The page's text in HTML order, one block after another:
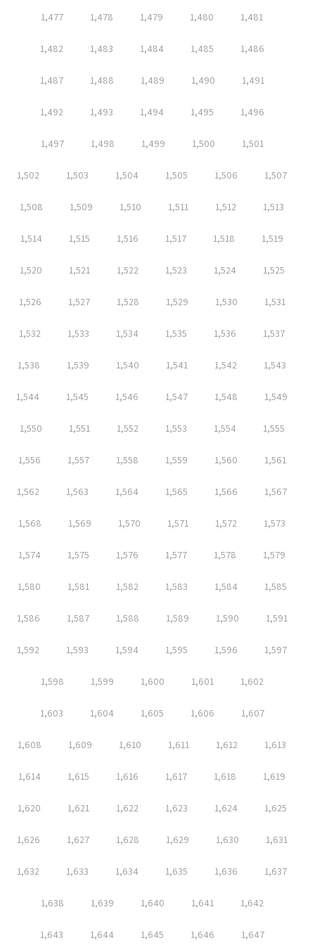
1,477 1,478 1,479 1,480 1,481
1,482 1,483 1,484 1,485 1,486
1,487 1,488 1,489 1,490 1,491
1,492 1,493 1,494 1,495 1,496
1,497 1,498 1,499 1,500 1,501
1,502 1,503 1,504 1,505 1,506 1,507
1,508 1,509 1,510 1,511 1,512 1,513
1,514 1,515 1,516 1,517 1,518 1,519
1,520 1,521 1,522 1,523 1,524 1,525
1,526 1,527 1,528 1,529 1,530 1,531
1,532 1,533 1,534 1,535 1,536 1,537
1,538 1,539 1,540 1,541 1,542 1,543
1,544 1,545 1,546 1,547 1,548 1,549
1,550 1,551 1,552 1,553 1,554 1,555
1,556 1,557 1,558 1,559 1,560 1,561
1,562 1,563 1,564 1,565 1,566 1,567
1,568 1,569 1,570 1,571 1,572 1,573
1,574 1,575 1,576 1,577 1,578 1,579
1,580 1,581 1,582 1,583 1,584 1,585
1,586 1,587 1,588 1,589 1,590 1,591
1,592 1,593 1,594 1,595 1,596 1,597
1,598 1,599 1,600 1,601 1,602
1,603 1,604 1,605 1,606 1,607
1,608 1,609 1,610 1,611 1,612 1,613
1,614 1,615 1,616 1,617 1,618 1,619
1,620 1,621 1,622 1,623 1,624 1,625
1,626 1,627 1,628 1,629 1,630 1,631
1,632 1,633 1,634 1,635 1,636 1,637
1,638 1,639 1,640 1,641 1,642
1,643 1,644 1,645 1,646 1,647